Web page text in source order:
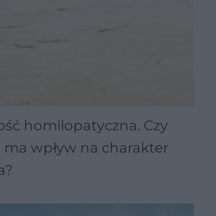
homilopatyczna. Czy
wpływ na charakter